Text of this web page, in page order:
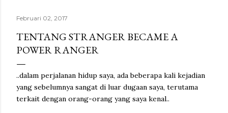
Februari 02, 2017
TENTANG STRANGER BECAME A
POWER RANGER
..dalam perjalanan hidup saya, ada beberapa kali kejadian
yang sebelumnya sangat di luar dugaan saya, terutama
terkait dengan orang-orang yang saya kenal..